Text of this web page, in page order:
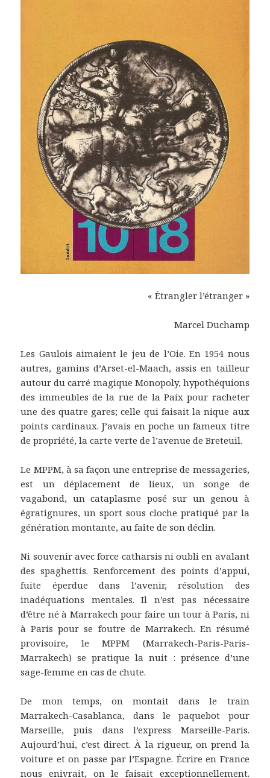
« Étrangler l’étranger »
Marcel Duchamp
Les Gaulois aimaient le jeu de l’Oie. En 1954 nous
autres, gamins d’Arset-el-Maach, assis en tailleur
autour du carré magique Monopoly, hypothéquions
des immeubles de la rue de la Paix pour racheter
une des quatre gares; celle qui faisait la nique aux
points cardinaux. J’avais en poche un fameux titre
de propriété, la carte verte de l’avenue de Breteuil.
Le MPPM, à sa façon une entreprise de messageries,
est un déplacement de lieux, un songe de
vagabond, un cataplasme posé sur un genou à
égratignures, un sport sous cloche pratiqué par la
génération montante, au faîte de son déclin.
Ni souvenir avec force catharsis ni oubli en avalant
des spaghettis. Renforcement des points d’appui,
fuite éperdue dans l’avenir, résolution des
inadéquations mentales. Il n’est pas nécessaire
d’être né à Marrakech pour faire un tour à Paris, ni
à Paris pour se foutre de Marrakech. En résumé
provisoire, le MPPM (Marrakech-Paris-Paris-
Marrakech) se pratique la nuit : présence d’une
sage-femme en cas de chute.
De mon temps, on montait dans le train
Marrakech-Casablanca, dans le paquebot pour
Marseille, puis dans l’express Marseille-Paris.
Aujourd’hui, c’est direct. À la rigueur, on prend la
voiture et on passe par l’Espagne. Écrire en France
nous enivrait, on le faisait exceptionnellement.